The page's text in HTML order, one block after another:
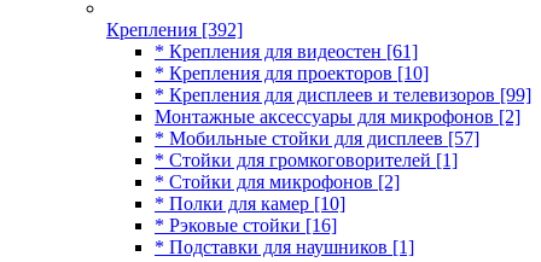
Крепления [392]
* Крепления для видеостен [61]
* Крепления для проекторов [10]
* Крепления для дисплеев и телевизоров [99]
Монтажные аксессуары для микрофонов [2]
* Мобильные стойки для дисплеев [57]
* Стойки для громкоговорителей [1]
* Стойки для микрофонов [2]
* Полки для камер [10]
* Рэковые стойки [16]
* Подставки для наушников [1]